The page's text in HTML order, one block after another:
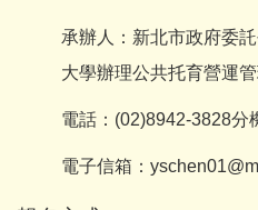
承辦人：新北市政府委
大學辦理公共托育營運
電話：(02)8942-3828分
電子信箱：